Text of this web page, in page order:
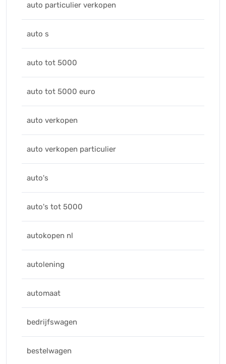
auto particulier verkopen
auto s
auto tot 5000
auto tot 5000 euro
auto verkopen
auto verkopen particulier
auto's
auto's tot 5000
autokopen nl
autolening
automaat
bedrijfswagen
bestelwagen